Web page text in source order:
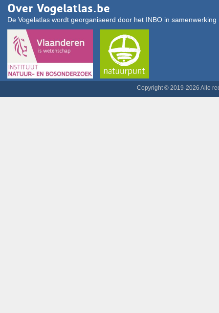
Over Vogelatlas.be
De Vogelatlas wordt georganiseerd door het INBO in
Copyright © 2019-2026 Alle